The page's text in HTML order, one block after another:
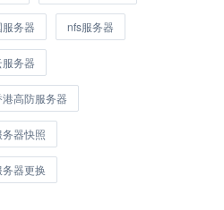
务器 nfs服务器
务器
港高防服务器
器快照
器更换